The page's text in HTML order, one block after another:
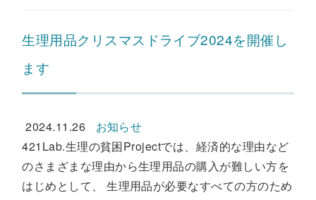
生理用品クリスマスドライブ2024を開催し
ます
2024.11.26
お知らせ
421Lab.生理の貧困Projectでは、経済的な理由など
のさまざまな理由から生理用品の購入が難しい方を
はじめとして、 生理用品が必要なすべての方のため